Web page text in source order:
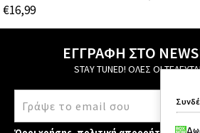
€16,99
ΕΓΓΡΑΦΗ ΣΤΟ
STAY TUNED! ΟΛΕΣ ΟΙ